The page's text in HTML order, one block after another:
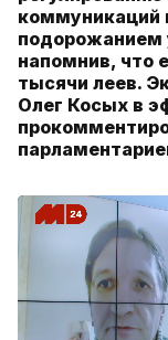
коммуникаций
подорожанием
напомнив, что
тысячи леев.
Олег Косых в